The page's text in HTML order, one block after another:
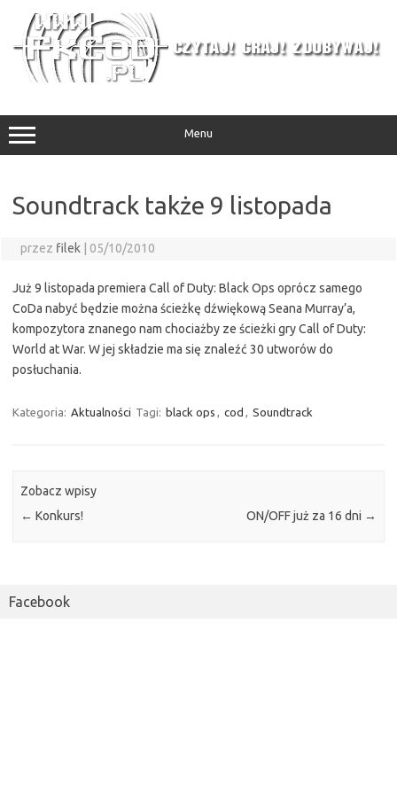
treści
Menu
Soundtrack także 9 listopada
przez filek 05/10/2010
Już 9 listopada premiera Call of Duty: Black Ops oprócz samego
CoDa nabyć będzie można ścieżkę dźwiękową Seana Murray’a,
kompozytora znanego nam chociażby ze ścieżki gry Call of Duty:
World at War. W jej składzie ma się znaleźć 30 utworów do
posłuchania.
Kategoria: Aktualności Tagi: black ops cod Soundtrack
Zobacz wpisy
← Konkurs! ON/OFF już za 16 dni →
Facebook